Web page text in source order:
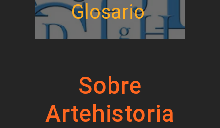
Glosario
Sobre
Artehistoria